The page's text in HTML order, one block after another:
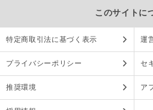
このサイトに
特定商取引法に基づく表示 運
プライバシーポリシー セ
推奨環境 ア